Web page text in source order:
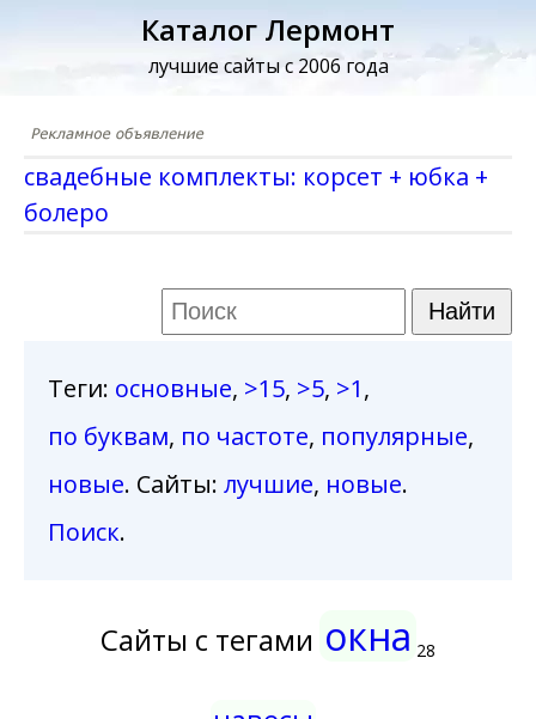
Каталог Лермонт
лучшие сайты с 2006 года
свадебные комплекты: корсет + юбка +
болеро
Теги: основные, >15, >5, >1,
по буквам, по частоте, популярные,
новые. Сайты: лучшие, новые.
Поиск.
Сайты с тегами окна 28